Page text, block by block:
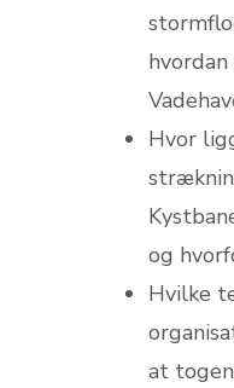
Hvor
og
Hvilke
at